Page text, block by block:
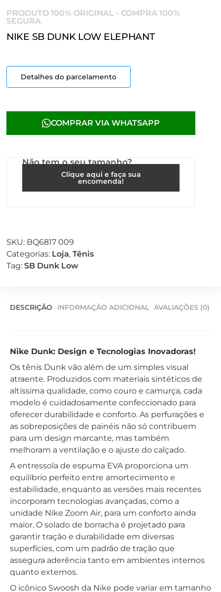
PRODUTO 100% ORIGINAL - COMPRA 100%
SEGURA
NIKE SB DUNK LOW ELEPHANT
Detalhes do parcelamento
COMPRAR VIA WHATSAPP
Não tem o seu tamanho?
Clique aqui e faça sua
encomenda!
SKU: BQ6817 009
Categorias: Loja, Tênis
Tag: SB Dunk Low
DESCRIÇÃO INFORMAÇÃO ADICIONAL AVALIAÇÕES (0)
Nike Dunk: Design e Tecnologias Inovadoras!
Os tênis Dunk vão além de um simples visual
atraente. Produzidos com materiais sintéticos de
altíssima qualidade, como couro e camurça, cada
modelo é cuidadosamente confeccionado para
oferecer durabilidade e conforto. As perfurações e
as sobreposições de painéis não só contribuem
para um design marcante, mas também
melhoram a ventilação e o ajuste do calçado.
A entressola de espuma EVA proporciona um
equilíbrio perfeito entre amortecimento e
estabilidade, enquanto as versões mais recentes
incorporam tecnologias avançadas, como a
unidade Nike Zoom Air, para um conforto ainda
maior. O solado de borracha é projetado para
garantir tração e durabilidade em diversas
superfícies, com um padrão de tração que
assegura aderência tanto em ambientes internos
quanto externos.
O icônico Swoosh da Nike pode variar em tamanho